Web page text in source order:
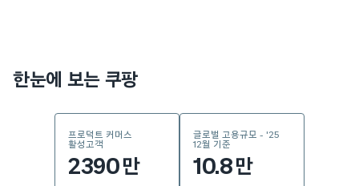
한눈에 보는 쿠팡
프로덕트 커머스
활성고객
2390만
글로벌 고용규모 - '25
12월 기준
10.8만